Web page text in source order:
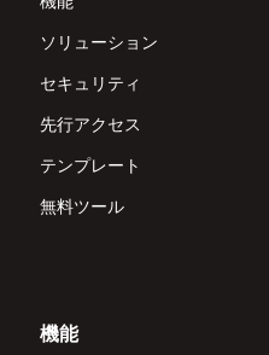
ソリューション
セキュリティ
先行アクセス
テンプレート
無料ツール
機能